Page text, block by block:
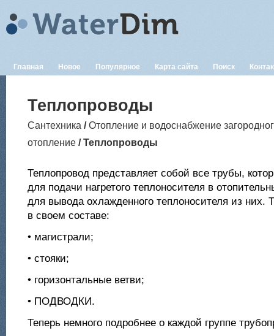
Главная Новое Популярное Карта сайта Поиск
Теплопроводы
Сантехника /Отопление и водоснабжение
отопление / Теплопроводы
Теплопровод представляет собой все трубы,
для подачи нагретого теплоносителя в
для вывода охлажденного теплоносителя из них.
в своем составе:
• магистрали;
• стояки;
• горизонтальные ветви;
• ПОДВОДКИ.
Теперь немного подробнее о каждой группе